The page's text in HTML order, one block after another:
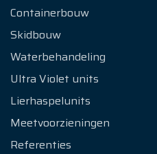
Containerbouw
Skidbouw
Waterbehandeling
Ultra Violet units
Lierhaspelunits
Meetvoorzieningen
Referenties